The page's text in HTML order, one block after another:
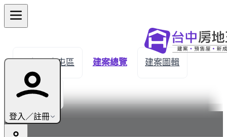
登入／註冊
← 返回南屯區 建案總覽 建案圖輯
生活機能
最新
結構中